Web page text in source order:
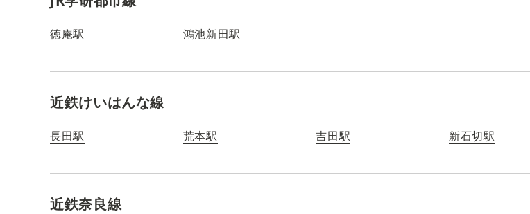
徳庵駅 鴻池新田駅
近鉄けいはんな線
長田駅 荒本駅 吉田駅 新石切駅
近鉄奈良線